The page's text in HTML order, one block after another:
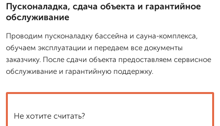
Пусконаладка, сдача объекта и гарантийное
обслуживание
Проводим пусконаладку бассейна и сауна-комплекса,
обучаем эксплуатации и передаем все документы
заказчику. После сдачи объекта предоставляем сервисное
обслуживание и гарантийную поддержку.
Не хотите считать?